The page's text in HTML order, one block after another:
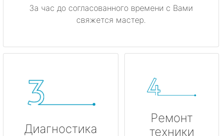
За час до согласованного времени с Вами
свяжется мастер.
Диагностика
Ремонт
техники